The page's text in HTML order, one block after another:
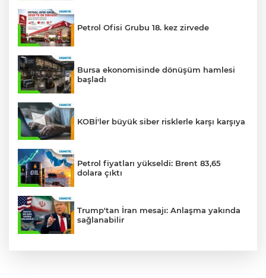
Petrol Ofisi Grubu 18. kez zirvede
Bursa ekonomisinde dönüşüm hamlesi
başladı
KOBİ'ler büyük siber risklerle karşı karşıya
Petrol fiyatları yükseldi: Brent 83,65
dolara çıktı
Trump'tan İran mesajı: Anlaşma yakında
sağlanabilir